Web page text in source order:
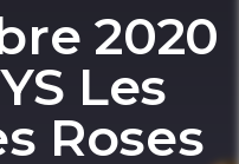
2020
Les
Roses